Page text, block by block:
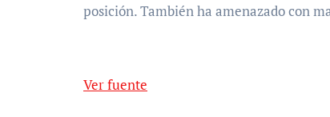
posición. También ha amenazado con
Ver fuente